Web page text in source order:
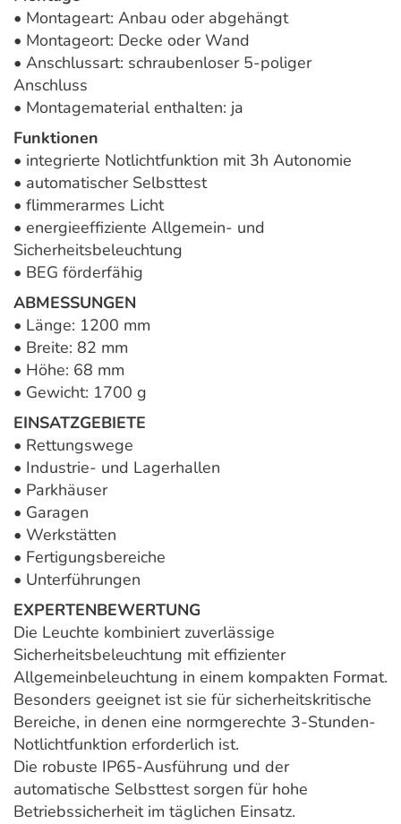
• Montageart: Anbau oder abgehängt
• Montageort: Decke oder Wand
• Anschlussart: schraubenloser 5-poliger
Anschluss
• Montagematerial enthalten: ja
Funktionen
• integrierte Notlichtfunktion mit 3h Autonomie
• automatischer Selbsttest
• flimmerarmes Licht
• energieeffiziente Allgemein- und
Sicherheitsbeleuchtung
• BEG förderfähig
ABMESSUNGEN
• Länge: 1200 mm
• Breite: 82 mm
• Höhe: 68 mm
• Gewicht: 1700 g
EINSATZGEBIETE
• Rettungswege
• Industrie- und Lagerhallen
• Parkhäuser
• Garagen
• Werkstätten
• Fertigungsbereiche
• Unterführungen
EXPERTENBEWERTUNG
Die Leuchte kombiniert zuverlässige
Sicherheitsbeleuchtung mit effizienter
Allgemeinbeleuchtung in einem kompakten Format.
Besonders geeignet ist sie für sicherheitskritische
Bereiche, in denen eine normgerechte 3-Stunden-
Notlichtfunktion erforderlich ist.
Die robuste IP65-Ausführung und der
automatische Selbsttest sorgen für hohe
Betriebssicherheit im täglichen Einsatz.